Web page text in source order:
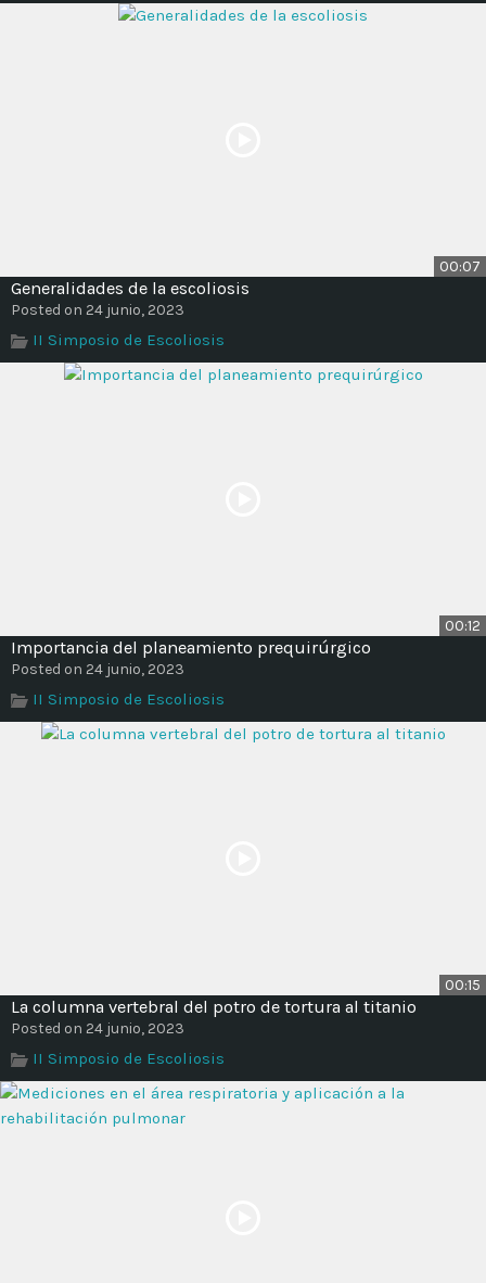
00:07
Generalidades de la escoliosis
Posted on 24 junio, 2023
II Simposio de Escoliosis
00:12
Importancia del planeamiento prequirúrgico
Posted on 24 junio, 2023
II Simposio de Escoliosis
00:15
La columna vertebral del potro de tortura al titanio
Posted on 24 junio, 2023
II Simposio de Escoliosis